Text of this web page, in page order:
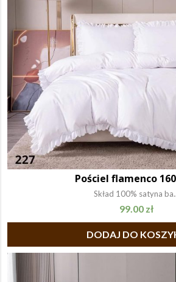
Pościel flamenco
Skład 100% satyna
99.00 zł
DODAJ DO